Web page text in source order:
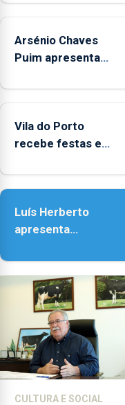
aos
durante
o
de
entre
as
e
as
18h00.
Arsénio Chaves
Puim apresenta
de Vila do Porto
Vila do Porto
recebe festas em
Senhora da
Luís Herberto
apresenta
Paisagem’
CULTURA E SOCIAL